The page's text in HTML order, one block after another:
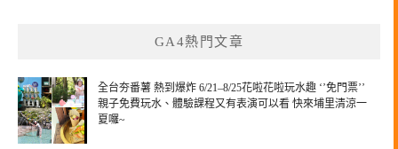
GA4熱門文章
全台夯番薯 熱到爆炸 6/21–8/25花啦花啦玩水趣 ‘’免門票’’
親子免費玩水、體驗課程又有表演可以看 快來埔里清涼一
夏囉~